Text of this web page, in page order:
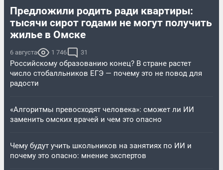
Предложили родить ради квартиры:
тысячи сирот годами не могут получить
жилье в Омске
6 августа 1 746 31
Российскому образованию конец? В стране растет
число стобалльников ЕГЭ — почему это не повод для
радости
«Алгоритмы превосходят человека»: сможет ли ИИ
заменить омских врачей и чем это опасно
Чему будут учить школьников на занятиях по ИИ и
почему это опасно: мнение экспертов